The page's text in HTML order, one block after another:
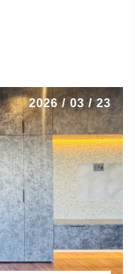
2026 / 03 / 23